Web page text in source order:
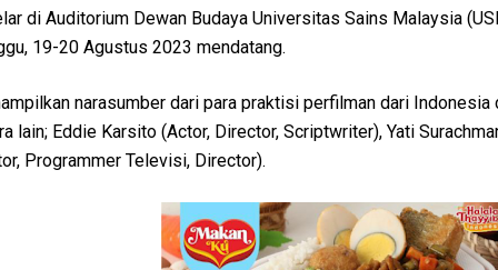
di Auditorium Dewan Budaya Universitas Sains Malaysia
19-20 Agustus 2023 mendatang.
narasumber dari para praktisi perfilman dari
lain; Eddie Karsito (Actor, Director, Scriptwriter), Yati
Programmer Televisi, Director).